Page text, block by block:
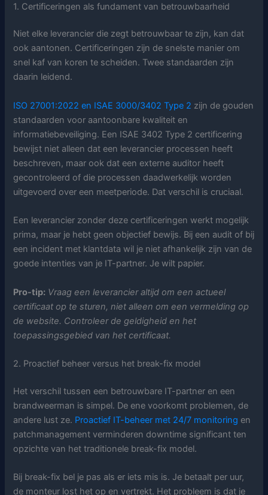
1. Certificeringen als fundament van betrouwbaarheid
Niet elke leverancier die zegt betrouwbaar te zijn, kan dat
ook aantonen. Certificeringen zijn de snelste manier om
snel kaf van koren te scheiden. Twee standaarden zijn
daarin leidend.
ISO 27001:2022 en ISAE 3000/3402 Type 2 zijn de gouden
standaarden voor aantoonbare kwaliteit en
informatiebeveiliging. Een ISAE 3402 Type 2 certificering
bewijst niet alleen dat een leverancier processen heeft
beschreven, maar ook dat een externe auditor heeft
gecontroleerd of die processen daadwerkelijk worden
uitgevoerd over een meetperiode. Dat verschil is cruciaal.
Een leverancier zonder deze certificeringen werkt mogelijk
prima, maar je hebt geen objectief bewijs. Bij een audit of bij
een incident met klantdata wil je niet afhankelijk zijn van de
goede intenties van je IT-partner. Je wilt papier.
Pro-tip: Vraag een leverancier altijd om een actueel
certificaat op te sturen, niet alleen om een vermelding op
de website. Controleer de geldigheid en het
toepassingsgebied van het certificaat.
2. Proactief beheer versus het break-fix model
Het verschil tussen een betrouwbare IT-partner en een
brandweerman is simpel. De ene voorkomt problemen, de
andere lust ze. Proactief IT-beheer met 24/7 monitoring en
patchmanagement verminderen downtime significant ten
opzichte van het traditionele break-fix model.
Bij break-fix bel je pas als er iets mis is. Je betaalt per uur,
de monteur lost het op en vertrekt. Het probleem is dat je